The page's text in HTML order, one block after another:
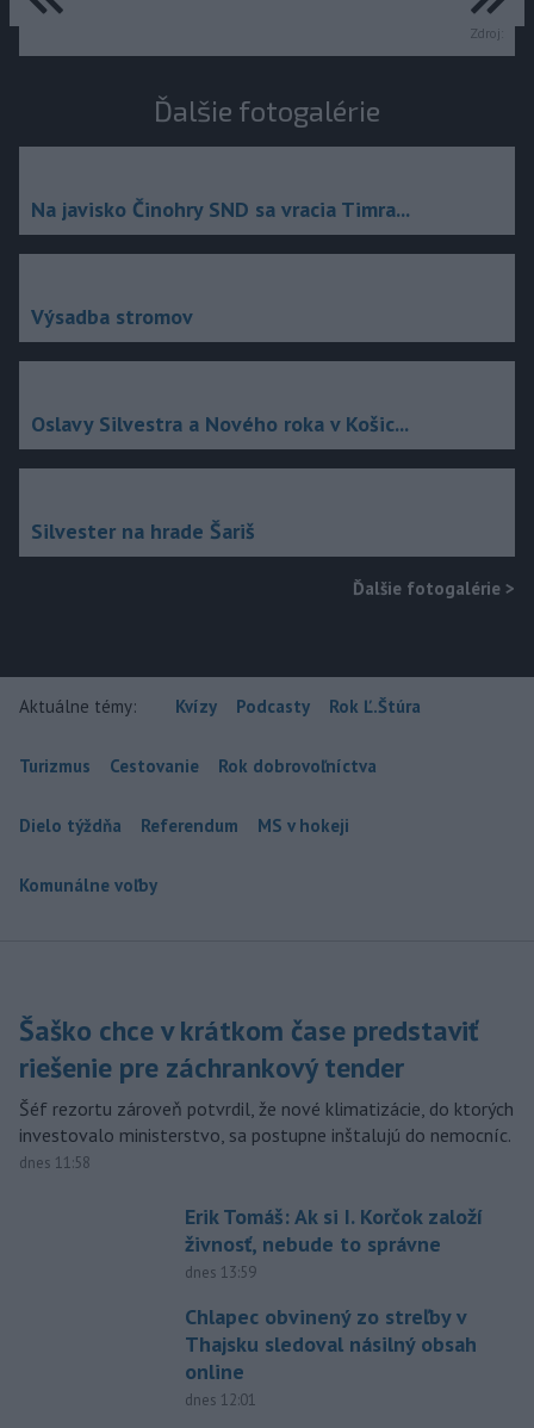
Zdroj:
Ďalšie fotogalérie
Na javisko Činohry SND sa vracia Timra...
Výsadba stromov
Oslavy Silvestra a Nového roka v Košic...
Silvester na hrade Šariš
Ďalšie fotogalérie >
Aktuálne témy: Kvízy Podcasty Rok Ľ.Štúra
Turizmus Cestovanie Rok dobrovoľníctva
Dielo týždňa Referendum MS v hokeji
Komunálne voľby
Šaško chce v krátkom čase predstaviť
riešenie pre záchrankový tender
Šéf rezortu zároveň potvrdil, že nové klimatizácie, do ktorých
investovalo ministerstvo, sa postupne inštalujú do nemocníc.
dnes 11:58
Erik Tomáš: Ak si I. Korčok založí
živnosť, nebude to správne
dnes 13:59
Chlapec obvinený zo streľby v
Thajsku sledoval násilný obsah
online
dnes 12:01